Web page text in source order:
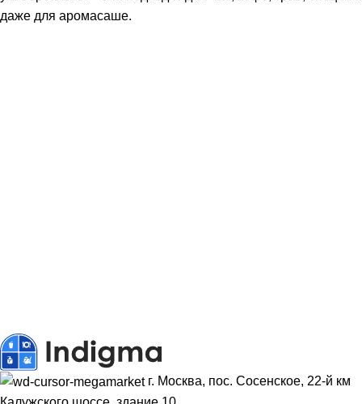
даже для аромасаше.
г. Москва, пос. Сосенское, 22-й км